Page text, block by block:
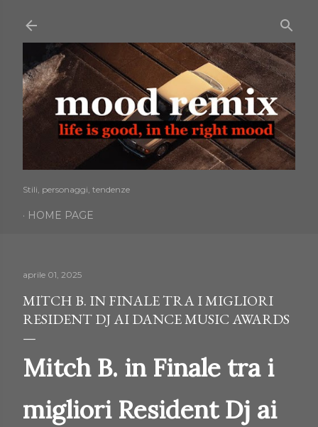
Stili, personaggi, tendenze
HOME PAGE
aprile 01, 2025
MITCH B. IN FINALE TRA I MIGLIORI
RESIDENT DJ AI DANCE MUSIC AWARDS
Mitch B. in Finale tra i
migliori Resident Dj ai